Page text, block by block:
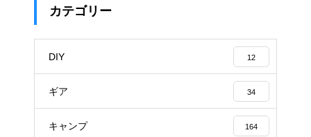
カテゴリー
DIY 12
ギア 34
キャンプ 164